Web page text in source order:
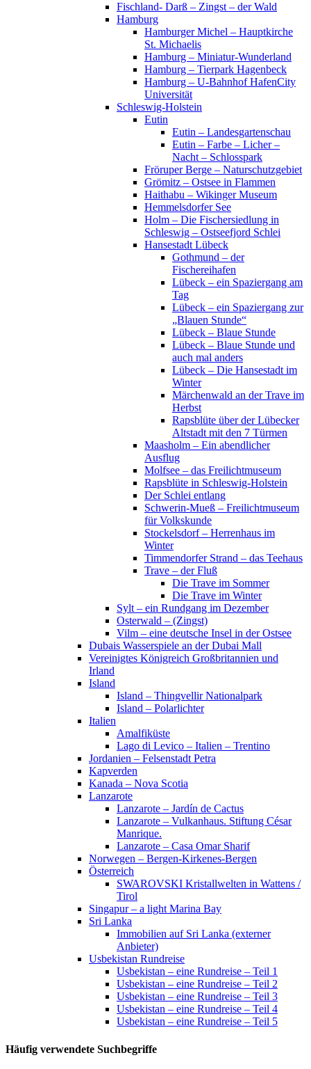
Fischland- Darß – Zingst – der Wald
Hamburg
Hamburger Michel – Hauptkirche
St. Michaelis
Hamburg – Miniatur-Wunderland
Hamburg – Tierpark Hagenbeck
Hamburg – U-Bahnhof HafenCity
Universität
Schleswig-Holstein
Eutin
Eutin – Landesgartenschau
Eutin – Farbe – Licher –
Nacht – Schlosspark
Fröruper Berge – Naturschutzgebiet
Grömitz – Ostsee in Flammen
Haithabu – Wikinger Museum
Hemmelsdorfer See
Holm – Die Fischersiedlung in
Schleswig – Ostseefjord Schlei
Hansestadt Lübeck
Gothmund – der
Fischereihafen
Lübeck – ein Spaziergang am
Tag
Lübeck – ein Spaziergang zur
„Blauen Stunde“
Lübeck – Blaue Stunde
Lübeck – Blaue Stunde und
auch mal anders
Lübeck – Die Hansestadt im
Winter
Märchenwald an der Trave im
Herbst
Rapsblüte über der Lübecker
Altstadt mit den 7 Türmen
Maasholm – Ein abendlicher
Ausflug
Molfsee – das Freilichtmuseum
Rapsblüte in Schleswig-Holstein
Der Schlei entlang
Schwerin-Mueß – Freilichtmuseum
für Volkskunde
Stockelsdorf – Herrenhaus im
Winter
Timmendorfer Strand – das Teehaus
Trave – der Fluß
Die Trave im Sommer
Die Trave im Winter
Sylt – ein Rundgang im Dezember
Osterwald – (Zingst)
Vilm – eine deutsche Insel in der Ostsee
Dubais Wasserspiele an der Dubai Mall
Vereinigtes Königreich Großbritannien und
Irland
Island
Island – Thingvellir Nationalpark
Island – Polarlichter
Italien
Amalfiküste
Lago di Levico – Italien – Trentino
Jordanien – Felsenstadt Petra
Kapverden
Kanada – Nova Scotia
Lanzarote
Lanzarote – Jardín de Cactus
Lanzarote – Vulkanhaus. Stiftung César
Manrique.
Lanzarote – Casa Omar Sharif
Norwegen – Bergen-Kirkenes-Bergen
Österreich
SWAROVSKI Kristallwelten in Wattens /
Tirol
Singapur – a light Marina Bay
Sri Lanka
Immobilien auf Sri Lanka (externer
Anbieter)
Usbekistan Rundreise
Usbekistan – eine Rundreise – Teil 1
Usbekistan – eine Rundreise – Teil 2
Usbekistan – eine Rundreise – Teil 3
Usbekistan – eine Rundreise – Teil 4
Usbekistan – eine Rundreise – Teil 5
Häufig verwendete Suchbegriffe